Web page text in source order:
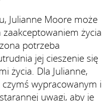
Julianne Moore może
życia
potrzeba
jej cieszenie się
życia. Dla Julianne,
wypracowanym i
uwagi, aby je